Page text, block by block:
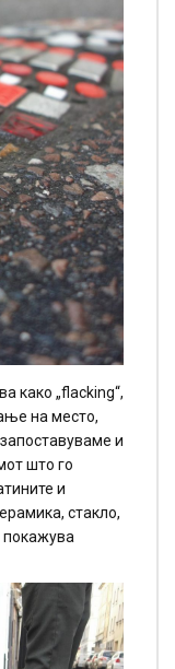
како „flacking“,
на место,
и
што го
и
стакло,
покажува